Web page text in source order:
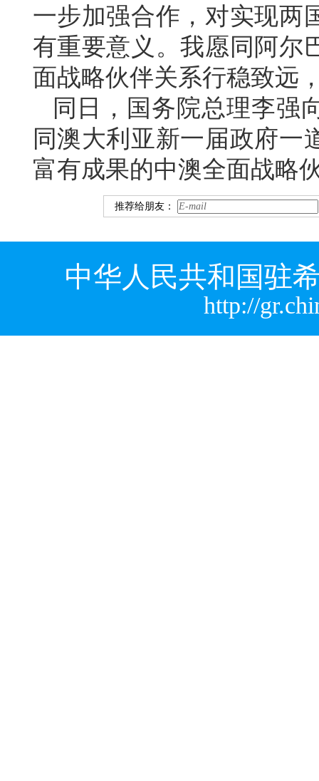
一步加强合作，对实现两
有重要意义。我愿同阿尔
面战略伙伴关系行稳致远
同日，国务院总理李强
同澳大利亚新一届政府一
富有成果的中澳全面战略
推荐给朋友：
中华人民共和国驻
http://